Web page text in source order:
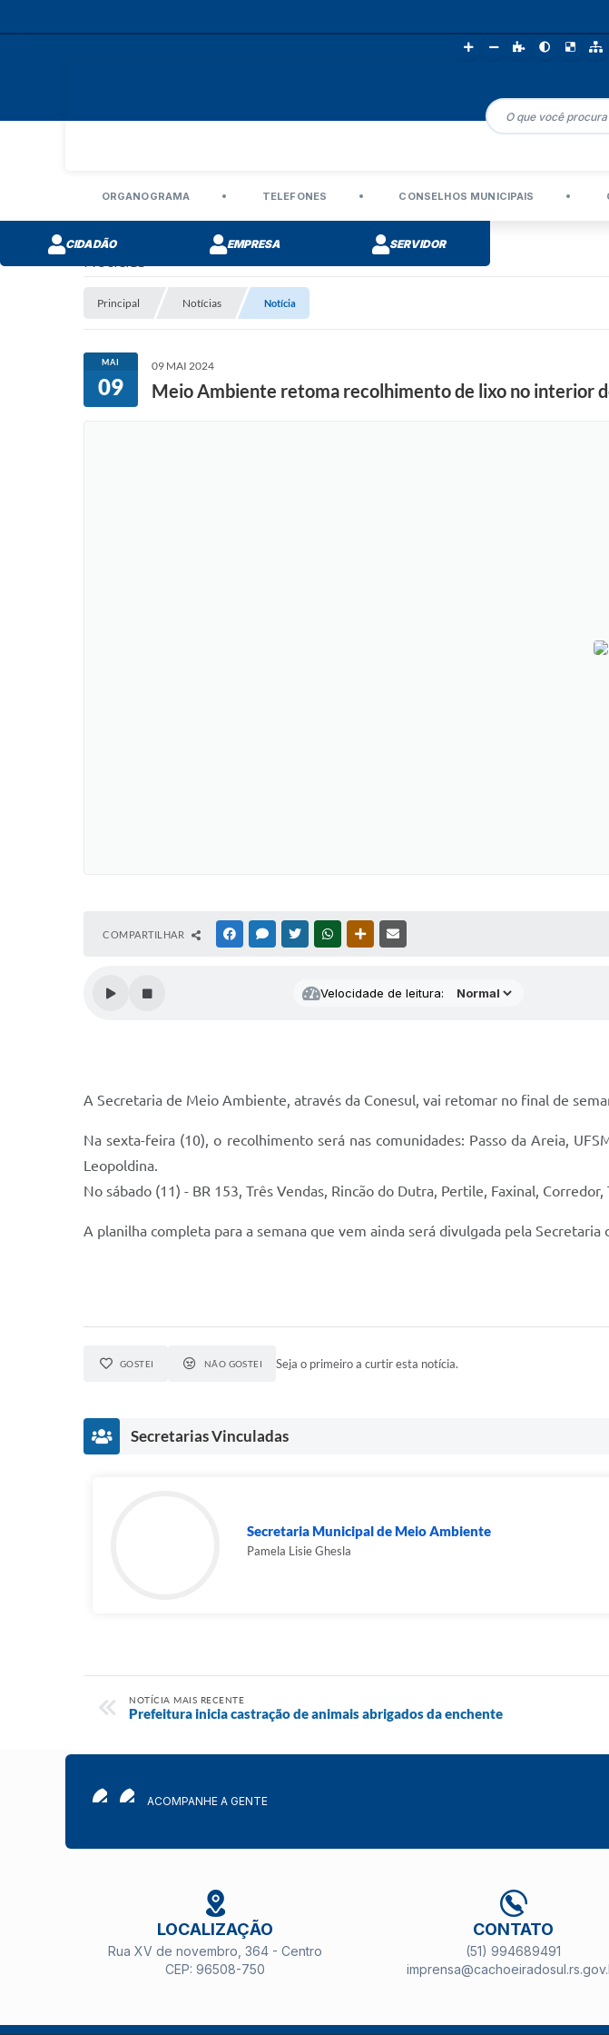
ORGANOGRAMA TELEFONES CONSELHOS MUNICIPAIS
CIDADÃO EMPRESA SERVIDOR
Principal Notícias Notícia
MAI
09
09 MAI 2024
Meio Ambiente retoma recolhimento de lixo no interior
COMPARTILHAR FACEBOOKMESSENGER
TWITTERWHATSAPPOUTRAS MÍDIAS
Velocidade de leitura:
A Secretaria de Meio Ambiente, através da Conesul, vai retomar no final de
Na sexta-feira (10), o recolhimento será nas comunidades: Passo da Areia,
Leopoldina.
No sábado (11) - BR 153, Três Vendas, Rincão do Dutra, Pertile, Faxinal, Corredor,
A planilha completa para a semana que vem ainda será divulgada pela
GOSTEI NÃO GOSTEI Seja o primeiro a curtir esta notícia.
Secretarias Vinculadas
Secretaria Municipal de Meio Ambiente
Pamela Lisie Ghesla
NOTÍCIA MAIS RECENTE
Prefeitura inicia castração de animais abrigados da enchente
ACOMPANHE A GENTE
LOCALIZAÇÃO
Rua XV de novembro, 364 - Centro
CEP: 96508-750
CONTATO
(51) 994689491